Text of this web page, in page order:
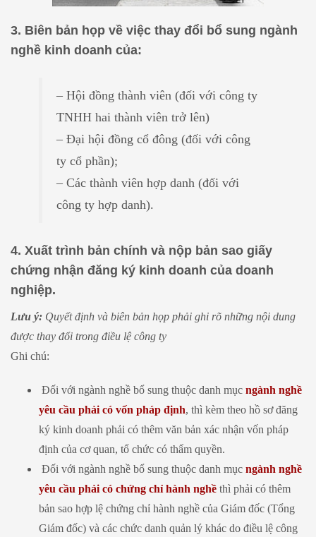
3. Biên bản họp về việc thay đổi bổ sung ngành
nghề kinh doanh của:
– Hội đồng thành viên (đối với công ty
TNHH hai thành viên trở lên)
– Đại hội đồng cổ đông (đối với công
ty cổ phần);
– Các thành viên hợp danh (đối với
công ty hợp danh).
4. Xuất trình bản chính và nộp bản sao giấy
chứng nhận đăng ký kinh doanh của doanh
nghiệp.
Lưu ý: Quyết định và biên bản họp phải ghi rõ những nội dung
được thay đổi trong điều lệ công ty
Ghi chú:
Đối với ngành nghề bổ sung thuộc danh mục ngành nghề
yêu cầu phải có vốn pháp định, thì kèm theo hồ sơ đăng
ký kinh doanh phải có thêm văn bản xác nhận vốn pháp
định của cơ quan, tổ chức có thẩm quyền.
Đối với ngành nghề bổ sung thuộc danh mục ngành nghề
yêu cầu phải có chứng chỉ hành nghề thì phải có thêm
bản sao hợp lệ chứng chỉ hành nghề của Giám đốc (Tổng
Giám đốc) và các chức danh quản lý khác do điều lệ công